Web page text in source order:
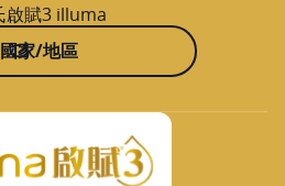
啟賦3 illuma
家/地區